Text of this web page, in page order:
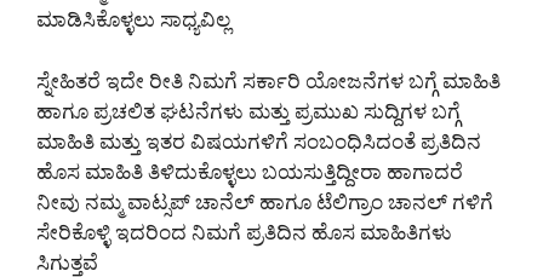
ಮಾಡಿಸಿಕೊಳ್ಳಲು ಸಾಧ್ಯವಿಲ್ಲ
ಸ್ನೇಹಿತರೆ ಇದೇ ರೀತಿ ನಿಮಗೆ ಸರ್ಕಾರಿ ಯೋಜನೆಗಳ ಬಗ್ಗೆ ಮಾಹಿತಿ
ಹಾಗೂ ಪ್ರಚಲಿತ ಘಟನೆಗಳು ಮತ್ತು ಪ್ರಮುಖ ಸುದ್ದಿಗಳ ಬಗ್ಗೆ
ಮಾಹಿತಿ ಮತ್ತು ಇತರ ವಿಷಯಗಳಿಗೆ ಸಂಬಂಧಿಸಿದಂತೆ ಪ್ರತಿದಿನ
ಹೊಸ ಮಾಹಿತಿ ತಿಳಿದುಕೊಳ್ಳಲು ಬಯಸುತ್ತಿದ್ದೀರಾ ಹಾಗಾದರೆ
ನೀವು ನಮ್ಮ ವಾಟ್ಸಪ್ ಚಾನೆಲ್ ಹಾಗೂ ಟೆಲಿಗ್ರಾಂ ಚಾನಲ್ ಗಳಿಗೆ
ಸೇರಿಕೊಳ್ಳಿ ಇದರಿಂದ ನಿಮಗೆ ಪ್ರತಿದಿನ ಹೊಸ ಮಾಹಿತಿಗಳು
ಸಿಗುತ್ತವೆ